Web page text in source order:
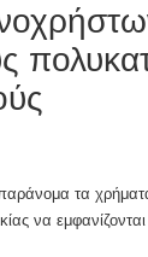
τα
να